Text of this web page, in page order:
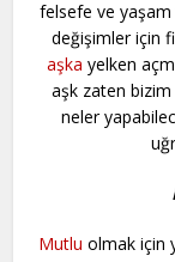
felsefe ve yaşam
değişimler için
aşka yelken
aşk zaten bizim
neler
Mutlu olmak için